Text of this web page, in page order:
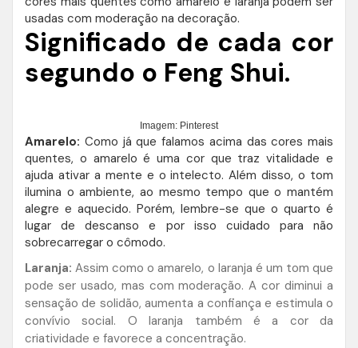
usadas com moderação na decoração.
Significado de cada cor
segundo o Feng Shui.
Imagem: Pinterest
Amarelo: Como já que falamos acima das cores mais
quentes, o amarelo é uma cor que traz vitalidade e
ajuda ativar a mente e o intelecto. Além disso, o tom
ilumina o ambiente, ao mesmo tempo que o mantém
alegre e aquecido. Porém, lembre-se que o quarto é
lugar de descanso e por isso cuidado para não
sobrecarregar o cômodo.
Laranja: Assim como o amarelo, o laranja é um tom que
pode ser usado, mas com moderação. A cor diminui a
sensação de solidão, aumenta a confiança e estimula o
convívio social. O laranja também é a cor da
criatividade e favorece a concentração.